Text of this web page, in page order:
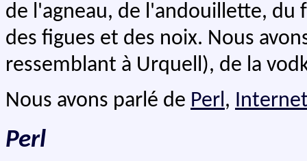
de l'agneau, de l'andouillette, du
des figues et des noix. Nous
ressemblant à Urquell), de la
Nous avons parlé de Perl,
Perl